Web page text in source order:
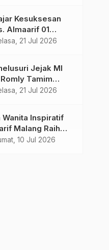
Kesuksesan
Almaarif 01
21 Jul 2026
Jejak MI
Romly Tamim
Dawuh Seorang
21 Jul 2026
Wanita Inspiratif
Malang Raih
10 Jul 2026